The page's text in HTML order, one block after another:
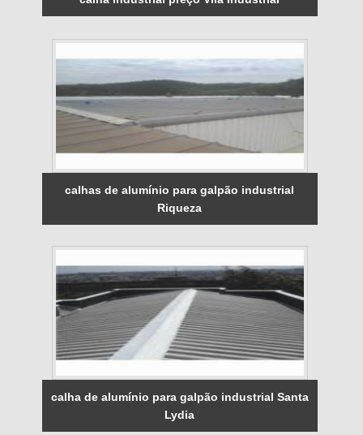
calhas de alumínio para galpão industrial
Riqueza
calha de alumínio para galpão industrial Santa
Lydia